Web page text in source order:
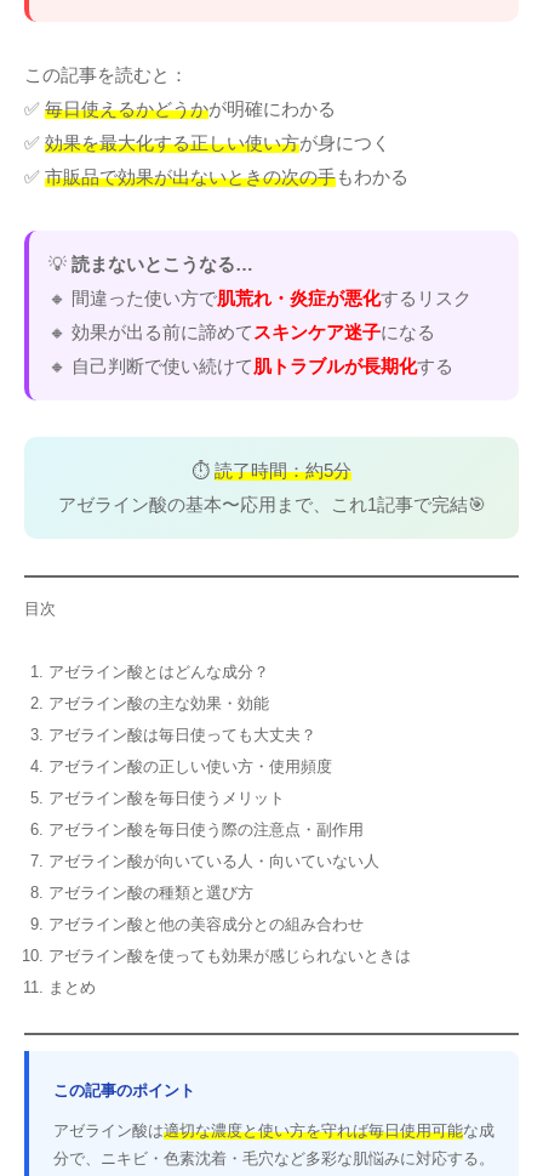
この記事を読むと：
✅ 毎日使えるかどうかが明確にわかる
✅ 効果を最大化する正しい使い方が身につく
✅ 市販品で効果が出ないときの次の手もわかる
💡 読まないとこうなる…
🔸 間違った使い方で肌荒れ・炎症が悪化するリスク
🔸 効果が出る前に諦めてスキンケア迷子になる
🔸 自己判断で使い続けて肌トラブルが長期化する
⏱️ 読了時間：約5分
アゼライン酸の基本〜応用まで、これ1記事で完結🎯
目次
アゼライン酸とはどんな成分？
アゼライン酸の主な効果・効能
アゼライン酸は毎日使っても大丈夫？
アゼライン酸の正しい使い方・使用頻度
アゼライン酸を毎日使うメリット
アゼライン酸を毎日使う際の注意点・副作用
アゼライン酸が向いている人・向いていない人
アゼライン酸の種類と選び方
アゼライン酸と他の美容成分との組み合わせ
アゼライン酸を使っても効果が感じられないときは
まとめ
この記事のポイント
アゼライン酸は適切な濃度と使い方を守れば毎日使用可能な成
分で、ニキビ・色素沈着・毛穴など多彩な肌悩みに対応する。